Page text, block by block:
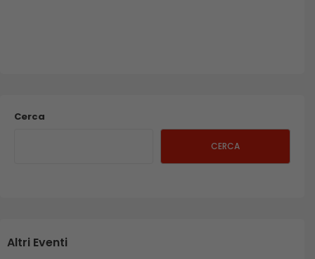
Cerca
CERCA
Altri Eventi